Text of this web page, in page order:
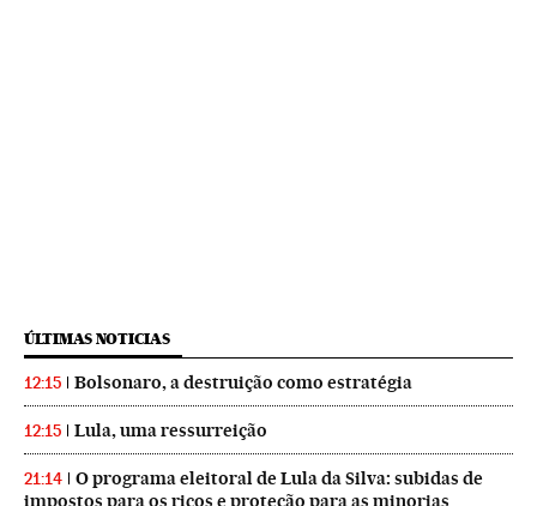
ÚLTIMAS NOTICIAS
12:15 Bolsonaro, a destruição como estratégia
12:15 Lula, uma ressurreição
21:14
O programa eleitoral de Lula da Silva: subidas de
impostos para os ricos e proteção para as minorias